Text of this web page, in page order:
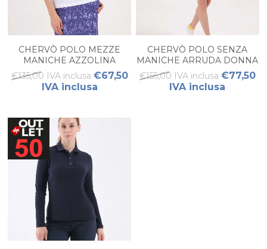
CHERVÒ POLO MEZZE
MANICHE AZZOLINA
DONNA
€135,00 IVA inclusa €67,50
IVA inclusa
CHERVÒ POLO SENZA
MANICHE ARRUDA DONNA
€155,00 IVA inclusa €77,50
IVA inclusa